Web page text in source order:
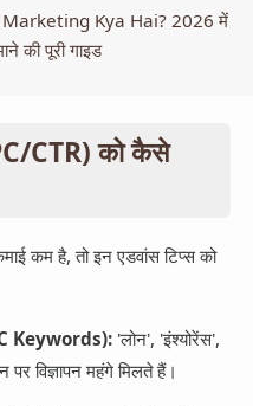
Kya Hai? 2026 में
की पूरी गाइड
CTR) को कैसे
कम है, तो इन एडवांस टिप्स को
Keywords):'लोन', 'इंश्योरेंस',
पर विज्ञापन महंगे मिलते हैं।